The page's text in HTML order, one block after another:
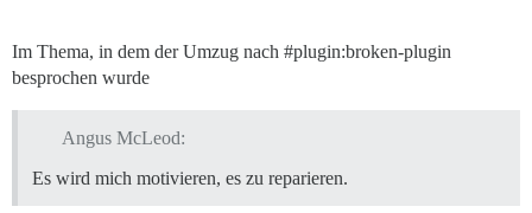
Im Thema, in dem der Umzug nach #plugin:broken-plugin
besprochen wurde
Angus McLeod:
Es wird mich motivieren, es zu reparieren.